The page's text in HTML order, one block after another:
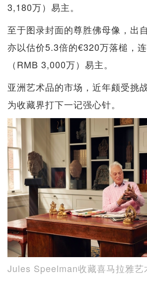
3,180万）易主。
至于图录封面的尊胜佛母像，出
亦以估价5.3倍的€320万落槌，
（RMB 3,000万）易主。
亚洲艺术品的市场，近年颇受挑
为收藏界打下一记强心针。
Jules Speelman收藏喜马拉雅艺